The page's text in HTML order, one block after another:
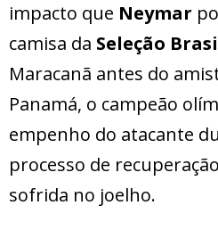
impacto que Neymar
camisa da Seleção
Maracanã antes do
Panamá, o campeão
empenho do atacante
processo de
sofrida no joelho.